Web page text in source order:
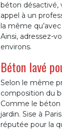
béton désactivé,
appel à un
la même
Ainsi, adressez-
environs.
Béton lavé
Selon le même
composition du
Comme le béton
jardin. Sise à
réputée pour la